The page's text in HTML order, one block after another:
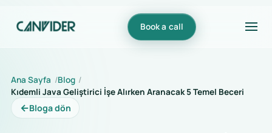
Book a call
Ana Sayfa
Blog
Kıdemli Java Geliştirici İşe Alırken Aranacak 5 Temel Beceri
←Bloga dön